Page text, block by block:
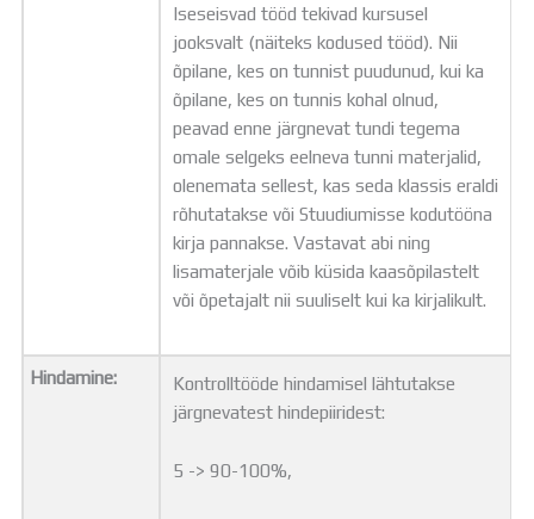
Iseseisvad tööd tekivad kursusel
jooksvalt (näiteks kodused tööd). Nii
õpilane, kes on tunnist puudunud, kui ka
õpilane, kes on tunnis kohal olnud,
peavad enne järgnevat tundi tegema
omale selgeks eelneva tunni materjalid,
olenemata sellest, kas seda klassis eraldi
rõhutatakse või Stuudiumisse kodutööna
kirja pannakse. Vastavat abi ning
lisamaterjale võib küsida kaasõpilastelt
või õpetajalt nii suuliselt kui ka kirjalikult.
Hindamine:
Kontrolltööde hindamisel lähtutakse
järgnevatest hindepiiridest:
5 -> 90-100%,